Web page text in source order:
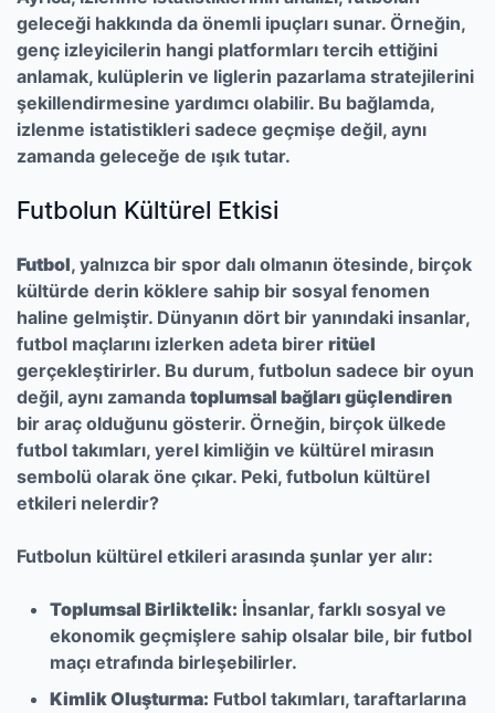
geleceği hakkında da önemli ipuçları sunar. Örneğin,
genç izleyicilerin hangi platformları tercih ettiğini
anlamak, kulüplerin ve liglerin pazarlama stratejilerini
şekillendirmesine yardımcı olabilir. Bu bağlamda,
izlenme istatistikleri sadece geçmişe değil, aynı
zamanda geleceğe de ışık tutar.
Futbolun Kültürel Etkisi
Futbol, yalnızca bir spor dalı olmanın ötesinde, birçok
kültürde derin köklere sahip bir sosyal fenomen
haline gelmiştir. Dünyanın dört bir yanındaki insanlar,
futbol maçlarını izlerken adeta birer ritüel
gerçekleştirirler. Bu durum, futbolun sadece bir oyun
değil, aynı zamanda toplumsal bağları güçlendiren
bir araç olduğunu gösterir. Örneğin, birçok ülkede
futbol takımları, yerel kimliğin ve kültürel mirasın
sembolü olarak öne çıkar. Peki, futbolun kültürel
etkileri nelerdir?
Futbolun kültürel etkileri arasında şunlar yer alır:
Toplumsal Birliktelik: İnsanlar, farklı sosyal ve
ekonomik geçmişlere sahip olsalar bile, bir futbol
maçı etrafında birleşebilirler.
Kimlik Oluşturma: Futbol takımları, taraftarlarına